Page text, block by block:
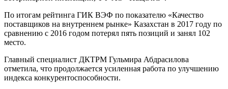
По итогам рейтинга ГИК ВЭФ по показателю «Качество
поставщиков на внутреннем рынке» Казахстан в 2017 году по
сравнению с 2016 годом потерял пять позиций и занял 102
место.
Главный специалист ДКТРМ Гульмира Абдрасилова
отметила, что продолжается усиленная работа по улучшению
индекса конкурентоспособности.